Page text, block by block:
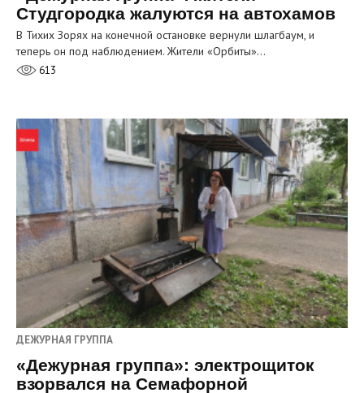
Студгородка жалуются на автохамов
В Тихих Зорях на конечной остановке вернули шлагбаум, и
теперь он под наблюдением. Жители «Орбиты»…
613
ДЕЖУРНАЯ ГРУППА
«Дежурная группа»: электрощиток
взорвался на Семафорной